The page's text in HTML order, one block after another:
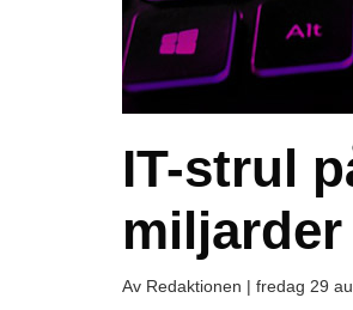
IT-strul
Av Redaktionen | fredag 29